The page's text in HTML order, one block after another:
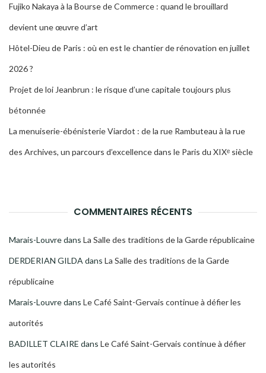
Fujiko Nakaya à la Bourse de Commerce : quand le brouillard
devient une œuvre d’art
Hôtel-Dieu de Paris : où en est le chantier de rénovation en juillet
2026 ?
Projet de loi Jeanbrun : le risque d’une capitale toujours plus
bétonnée
La menuiserie-ébénisterie Viardot : de la rue Rambuteau à la rue
des Archives, un parcours d’excellence dans le Paris du XIXᵉ siècle
COMMENTAIRES RÉCENTS
Marais-Louvredans La Salle des traditions de la Garde républicaine
DERDERIAN GILDA dans La Salle des traditions de la Garde
républicaine
Marais-Louvredans Le Café Saint-Gervais continue à défier les
autorités
BADILLET CLAIRE dans Le Café Saint-Gervais continue à défier
les autorités